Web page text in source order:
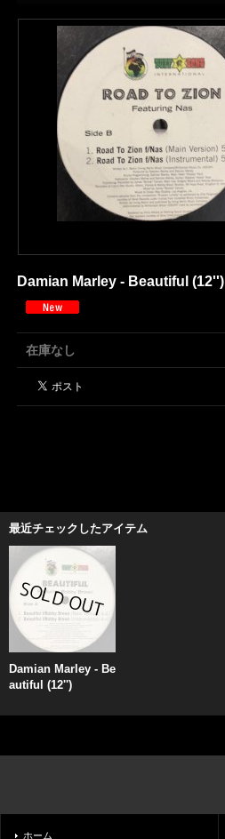
Damian Marley - Beautiful (12'')
在庫なし
最近チェックしたアイテム
Damian Marley - Be
autiful (12'')
ホーム